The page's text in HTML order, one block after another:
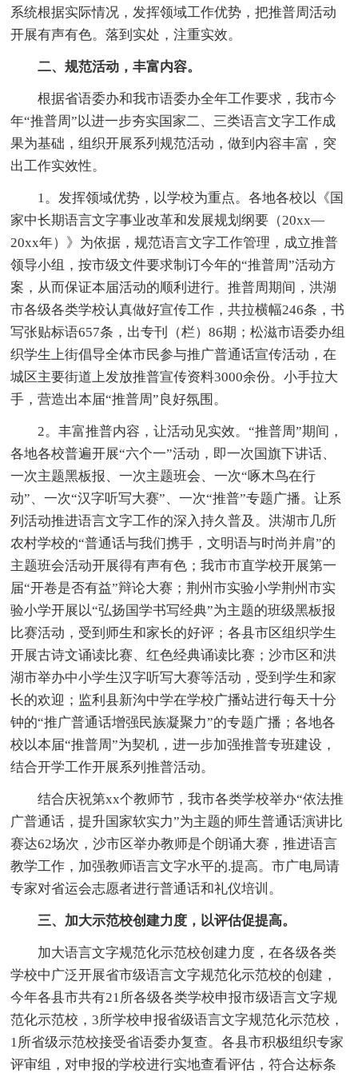
系统根据实际情况，发挥领域工作优势，把推普周活动
开展有声有色。落到实处，注重实效。
二、规范活动，丰富内容。
根据省语委办和我市语委办全年工作要求，我市今
年“推普周”以进一步夯实国家二、三类语言文字工作成
果为基础，组织开展系列规范活动，做到内容丰富，突
出工作实效性。
1。发挥领域优势，以学校为重点。各地各校以《国
家中长期语言文字事业改革和发展规划纲要（20xx—
20xx年）》为依据，规范语言文字工作管理，成立推普
领导小组，按市级文件要求制订今年的“推普周”活动方
案，从而保证本届活动的顺利进行。推普周期间，洪湖
市各级各类学校认真做好宣传工作，共拉横幅246条，书
写张贴标语657条，出专刊（栏）86期；松滋市语委办组
织学生上街倡导全体市民参与推广普通话宣传活动，在
城区主要街道上发放推普宣传资料3000余份。小手拉大
手，营造出本届“推普周”良好氛围。
2。丰富推普内容，让活动见实效。“推普周”期间，
各地各校普遍开展“六个一”活动，即一次国旗下讲话、
一次主题黑板报、一次主题班会、一次“啄木鸟在行
动”、一次“汉字听写大赛”、一次“推普”专题广播。让系
列活动推进语言文字工作的深入持久普及。洪湖市几所
农村学校的“普通话与我们携手，文明语与时尚并肩”的
主题班会活动开展得有声有色；我市市直学校开展第一
届“开卷是否有益”辩论大赛；荆州市实验小学荆州市实
验小学开展以“弘扬国学书写经典”为主题的班级黑板报
比赛活动，受到师生和家长的好评；各县市区组织学生
开展古诗文诵读比赛、红色经典诵读比赛；沙市区和洪
湖市举办中小学生汉字听写大赛等活动，受到学生和家
长的欢迎；监利县新沟中学在学校广播站进行每天十分
钟的“推广普通话增强民族凝聚力”的专题广播；各地各
校以本届“推普周”为契机，进一步加强推普专班建设，
结合开学工作开展系列推普活动。
结合庆祝第xx个教师节，我市各类学校举办“依法推
广普通话，提升国家软实力”为主题的师生普通话演讲比
赛达62场次，沙市区举办教师是个朗诵大赛，推进语言
教学工作，加强教师语言文字水平的.提高。市广电局请
专家对省运会志愿者进行普通话和礼仪培训。
三、加大示范校创建力度，以评估促提高。
加大语言文字规范化示范校创建力度，在各级各类
学校中广泛开展省市级语言文字规范化示范校的创建，
今年各县市共有21所各级各类学校申报市级语言文字规
范化示范校，3所学校申报省级语言文字规范化示范校，
1所省级示范校接受省语委办复查。各县市积极组织专家
评审组，对申报的学校进行实地查看评估，符合达标条